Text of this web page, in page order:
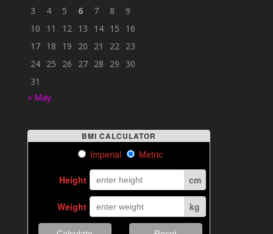
3
4 5 6 7 8
9
10
11 12 13 14 15
16
17 18 19 20 21 22 23
24 25 26 27 28 29
30
31
« May
BMI CALCULATOR
Imperial Metric
Height cm
Weight kg